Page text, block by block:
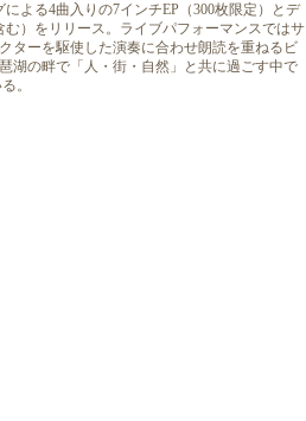
よる4曲入りの7インチEP（300枚限定）とデ
）をリリース。ライブパフォーマンスではサ
ターを駆使した演奏に合わせ朗読を重ねるビ
湖の畔で「人・街・自然」と共に過ごす中で
。